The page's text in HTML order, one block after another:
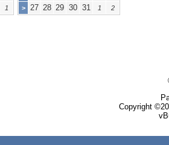
1 > 27 28 29 30 31 1 2
Copyright